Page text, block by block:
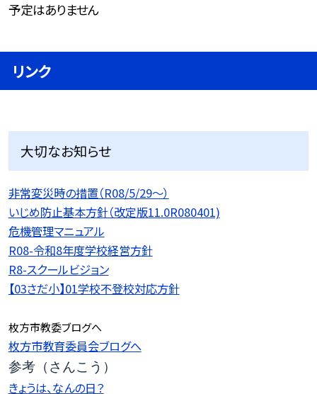
予定はありません
リンク
大切なお知らせ
非常変災時の措置（R08/5/29〜）
いじめ防止基本方針（改定版11.0R080401)
危機管理マニュアル
R08-令和8年度学校経営方針
R8-スクールビジョン
【03さだ小】01学校不登校対応方針
枚方市教委ブログへ
枚方市教育委員会ブログへ
参考（さんこう）
きょうは、なんの日？